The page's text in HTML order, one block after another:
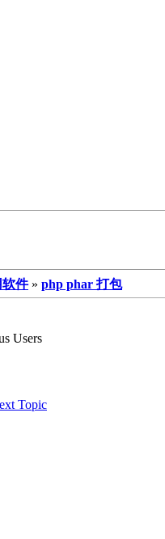
件 » php phar 打包
Users
Topic